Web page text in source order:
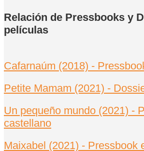
homecinemaniaco
Si te apetece un
toda regla, no te
magnífico
guion muy elaborado
vidas cruzadas que no
defraudar. Su
Relación de Pressbooks y
películas
Cafarnaúm (2018) -
Petite Mamam (2021) -
Un pequeño mundo (2021) -
castellano
Maixabel (2021) - Pressbook